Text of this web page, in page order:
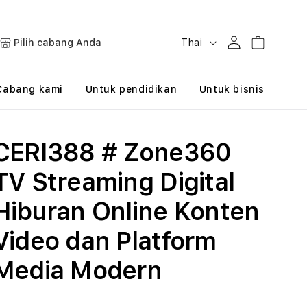
Pilih cabang Anda
B
h
a
Thai MasukKeranjang
kami Untuk pendidikan Untuk bisnis
# Zone360
Streaming Digital
Online Konten
dan Platform
Modern